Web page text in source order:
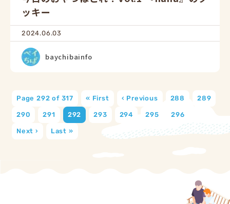
ッキー
2024.06.03
baychibainfo
Page 292 of 317 « First ‹ Previous 288 289
290 291 292 293 294 295 296
Next › Last »